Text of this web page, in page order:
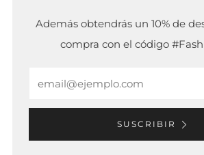
Además obtendrás un 10% de
compra con el código
SUSCRIBIR